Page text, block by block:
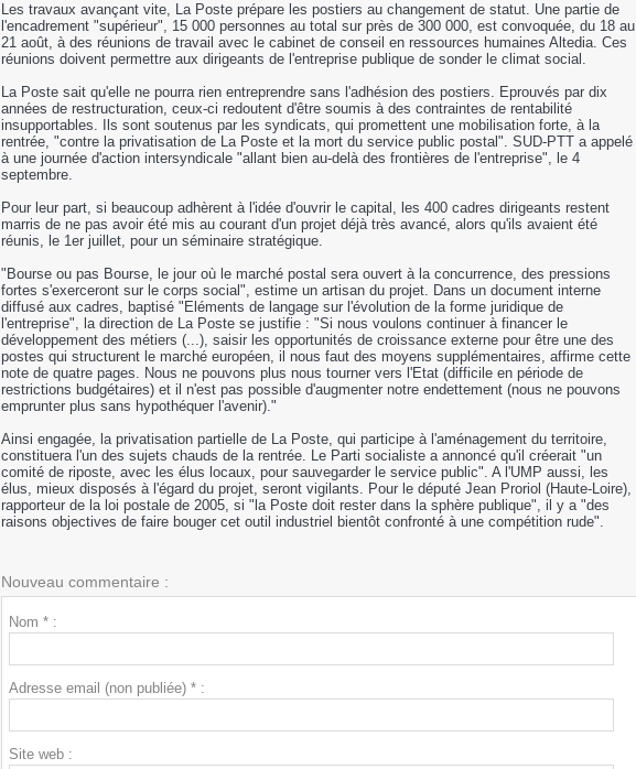
Les travaux avançant vite, La Poste prépare les postiers au changement de statut. Une partie de
l'encadrement "supérieur", 15 000 personnes au total sur près de 300 000, est convoquée, du 18 au
21 août, à des réunions de travail avec le cabinet de conseil en ressources humaines Altedia. Ces
réunions doivent permettre aux dirigeants de l'entreprise publique de sonder le climat social.
La Poste sait qu'elle ne pourra rien entreprendre sans l'adhésion des postiers. Eprouvés par dix
années de restructuration, ceux-ci redoutent d'être soumis à des contraintes de rentabilité
insupportables. Ils sont soutenus par les syndicats, qui promettent une mobilisation forte, à la
rentrée, "contre la privatisation de La Poste et la mort du service public postal". SUD-PTT a appelé
à une journée d'action intersyndicale "allant bien au-delà des frontières de l'entreprise", le 4
septembre.
Pour leur part, si beaucoup adhèrent à l'idée d'ouvrir le capital, les 400 cadres dirigeants restent
marris de ne pas avoir été mis au courant d'un projet déjà très avancé, alors qu'ils avaient été
réunis, le 1er juillet, pour un séminaire stratégique.
"Bourse ou pas Bourse, le jour où le marché postal sera ouvert à la concurrence, des pressions
fortes s'exerceront sur le corps social", estime un artisan du projet. Dans un document interne
diffusé aux cadres, baptisé "Eléments de langage sur l'évolution de la forme juridique de
l'entreprise", la direction de La Poste se justifie : "Si nous voulons continuer à financer le
développement des métiers (...), saisir les opportunités de croissance externe pour être une des
postes qui structurent le marché européen, il nous faut des moyens supplémentaires, affirme cette
note de quatre pages. Nous ne pouvons plus nous tourner vers l'Etat (difficile en période de
restrictions budgétaires) et il n'est pas possible d'augmenter notre endettement (nous ne pouvons
emprunter plus sans hypothéquer l'avenir)."
Ainsi engagée, la privatisation partielle de La Poste, qui participe à l'aménagement du territoire,
constituera l'un des sujets chauds de la rentrée. Le Parti socialiste a annoncé qu'il créerait "un
comité de riposte, avec les élus locaux, pour sauvegarder le service public". A l'UMP aussi, les
élus, mieux disposés à l'égard du projet, seront vigilants. Pour le député Jean Proriol (Haute-Loire),
rapporteur de la loi postale de 2005, si "la Poste doit rester dans la sphère publique", il y a "des
raisons objectives de faire bouger cet outil industriel bientôt confronté à une compétition rude".
Nouveau commentaire :
Nom * :
Adresse email (non publiée) * :
Site web :